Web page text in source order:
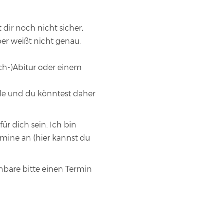
dir noch nicht sicher,
weißt nicht genau,
)Abitur oder einem
und du könntest daher
dich sein. Ich bin
an (hier kannst du
bitte einen Termin